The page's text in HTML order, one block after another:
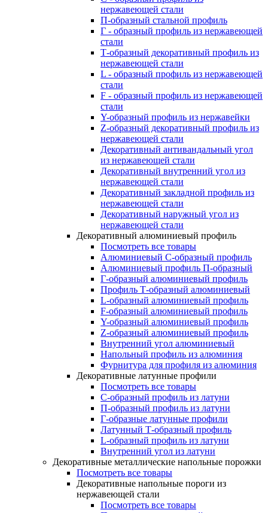
нержавеющей стали
П-образный стальной профиль
Г - образный профиль из нержавеющей
стали
Т-образный декоративный профиль из
нержавеющей стали
L - образный профиль из нержавеющей
стали
F - образный профиль из нержавеющей
стали
Y-образный профиль из нержавейки
Z-образный декоративный профиль из
нержавеющей стали
Декоративный антивандальный угол
из нержавеющей стали
Декоративный внутренний угол из
нержавеющей стали
Декоративный закладной профиль из
нержавеющей стали
Декоративный наружный угол из
нержавеющей стали
Декоративный алюминиевый профиль
Посмотреть все товары
Алюминиевый С-образный профиль
Алюминиевый профиль П-образный
Г-образный алюминиевый профиль
Профиль Т-образный алюминиевый
L-образный алюминиевый профиль
F-образный алюминиевый профиль
Y-образный алюминиевый профиль
Z-образный алюминиевый профиль
Внутренний угол алюминиевый
Напольный профиль из алюминия
Фурнитура для профиля из алюминия
Декоративные латунные профили
Посмотреть все товары
C-образный профиль из латуни
П-образный профиль из латуни
Г-образные латунные профили
Латунный Т-образный профиль
L-образный профиль из латуни
Внутренний угол из латуни
Декоративные металлические напольные порожки
Посмотреть все товары
Декоративные напольные пороги из
нержавеющей стали
Посмотреть все товары